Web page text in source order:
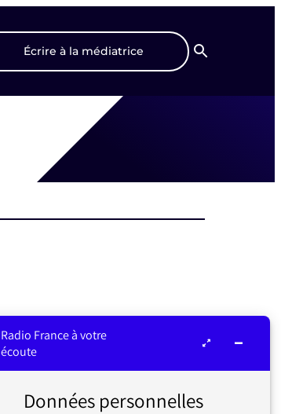
Écrire à la médiatrice
Recherche
Radio France à votre
écoute
Données personnelles